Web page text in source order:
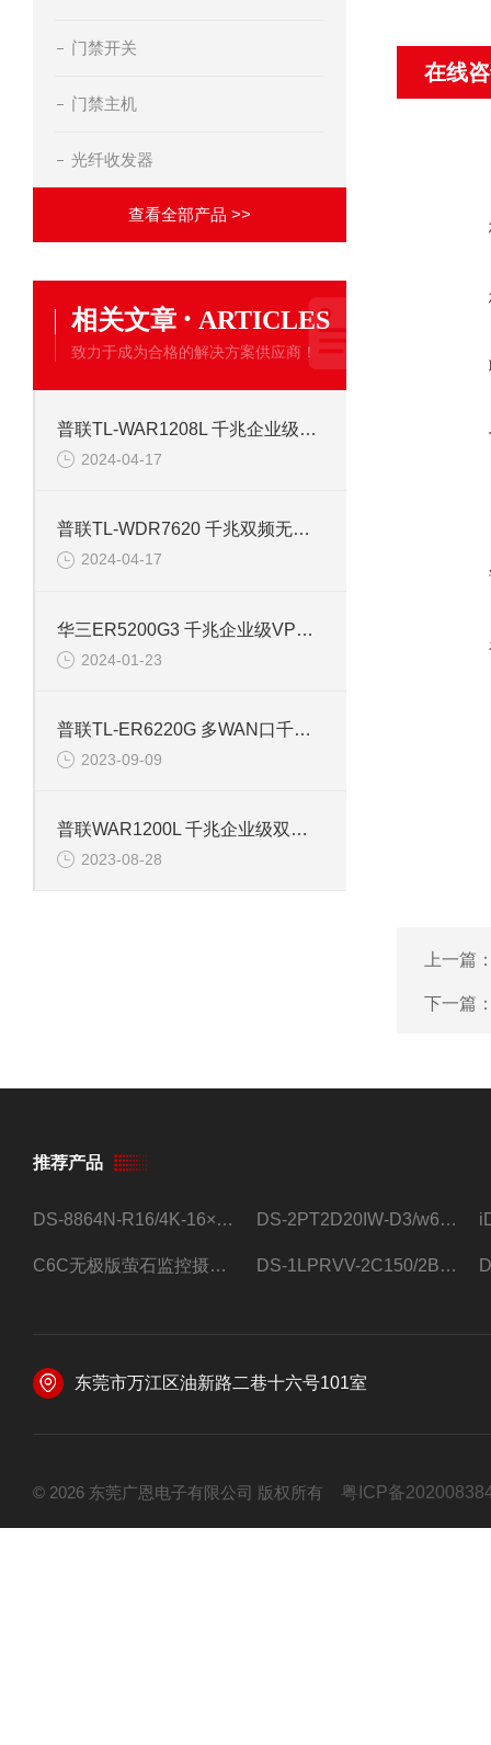
门禁开关
门禁主机
光纤收发器
查看全部产品 >>
相关文章 · ARTICLES
致力于成为合格的解决方案供应商！
普联TL-WAR1208L 千兆企业级双频无线路由器
2024-04-17
普联TL-WDR7620 千兆双频无线路由器
2024-04-17
华三ER5200G3 千兆企业级VPN路由器
2024-01-23
普联TL-ER6220G 多WAN口千兆企业VPN路由器
2023-09-09
普联WAR1200L 千兆企业级双频路由器
2023-08-28
在线
上一篇
下一篇
推荐产品
DS-8864N-R16/4K-16×4T/希捷16盘位录像机 DS-2PT2D20IW-D3/w64路高清硬盘录像机
C6C无极版萤石监控摄像头 DS-1LPRVV-2C150/2B监控室外夜视高清电源线护套线200米/卷
东莞市万江区油新路二巷十六号101室
© 2026 东莞广恩电子有限公司 版权所有 粤ICP备